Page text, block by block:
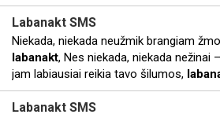
Labanakt SMS
Niekada, niekada neužmik brangiam
labanakt, Nes niekada, niekada nežinai
jam labiausiai reikia tavo šilumos,
Labanakt SMS